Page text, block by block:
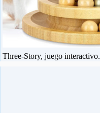
Three-Story, juego interactivo.